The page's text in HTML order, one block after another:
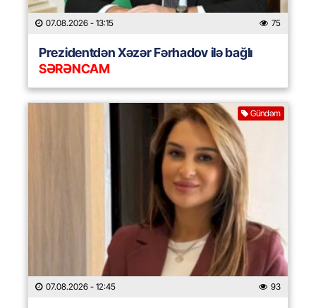
07.08.2026 - 13:15 75
Prezidentdən Xəzər Fərhadov ilə bağlı
SƏRƏNCAM
Gündəm
07.08.2026 - 12:45 93